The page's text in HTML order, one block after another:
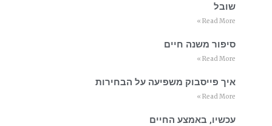
שובל
Read More »
סיפור משנה חיים
Read More »
איך פייסבוק משפיעה על הבחירות
Read More »
עכשיו, באמצע החיים